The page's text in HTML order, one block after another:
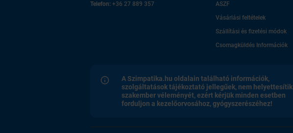
Telefon: +36 27 889 357
ASZF
Vásárlási feltételek
Szállítási és fizetési módok
Csomagküldés Információk
A Szimpatika.hu oldalain található információk,
szolgáltatások tájékoztató jellegűek, nem helyettesítik
szakember véleményét, ezért kérjük minden esetben
forduljon a kezelőorvosához, gyógyszerészéhez!